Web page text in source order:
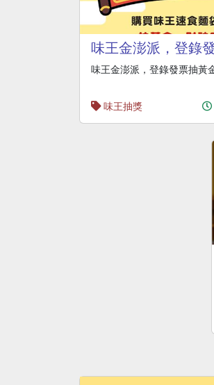
味王金澎派，登錄
再抽萬元現金
味王金澎派，登錄發票抽黃
味王抽獎